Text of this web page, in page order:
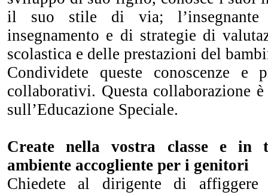
il suo stile di via; l’insegnante
insegnamento e di strategie di
scolastica e delle prestazioni del
Condividete queste conoscenze e
collaborativi. Questa collaborazione
sull’Educazione Speciale.
Create nella vostra classe e in
ambiente accogliente per i genitori
Chiedete al dirigente di